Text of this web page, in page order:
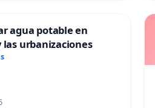
agua potable en
las urbanizaciones